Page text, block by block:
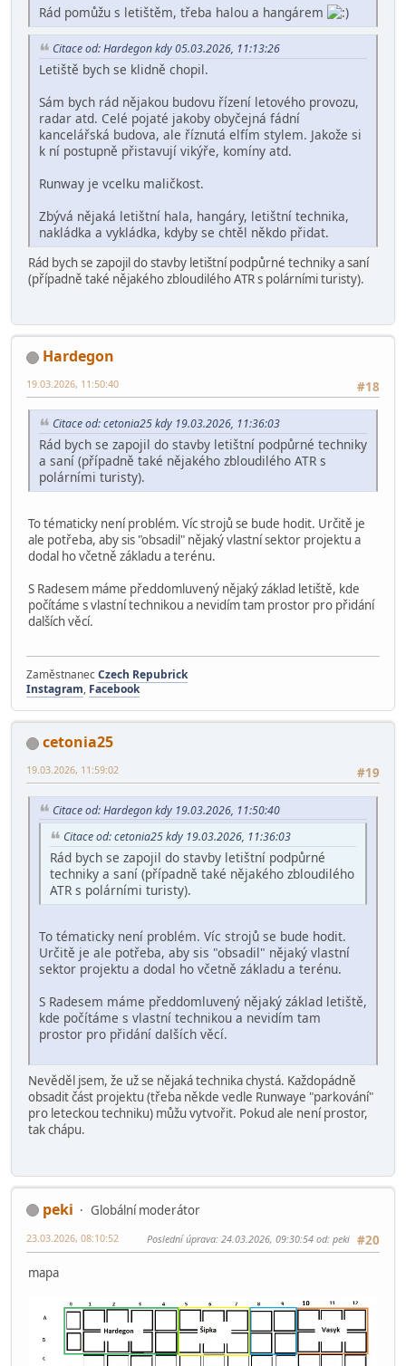
Rád pomůžu s letištěm, třeba halou a hangárem
Citace od: Hardegon kdy 05.03.2026, 11:13:26
Letiště bych se klidně chopil.
Sám bych rád nějakou budovu řízení letového provozu,
radar atd. Celé pojaté jakoby obyčejná fádní
kancelářská budova, ale říznutá elfím stylem. Jakože si
k ní postupně přistavují vikýře, komíny atd.
Runway je vcelku maličkost.
Zbývá nějaká letištní hala, hangáry, letištní technika,
nakládka a vykládka, kdyby se chtěl někdo přidat.
Rád bych se zapojil do stavby letištní podpůrné techniky a saní
(případně také nějakého zbloudilého ATR s polárními turisty).
Hardegon
#18
19.03.2026, 11:50:40
Citace od: cetonia25 kdy 19.03.2026, 11:36:03
Rád bych se zapojil do stavby letištní podpůrné techniky
a saní (případně také nějakého zbloudilého ATR s
polárními turisty).
To tématicky není problém. Víc strojů se bude hodit. Určitě je
ale potřeba, aby sis "obsadil" nějaký vlastní sektor projektu a
dodal ho včetně základu a terénu.
S Radesem máme předdomluvený nějaký základ letiště, kde
počítáme s vlastní technikou a nevidím tam prostor pro přidání
dalších věcí.
ZaměstnanecCzech Repubrick
Instagram, Facebook
cetonia25
#19
19.03.2026, 11:59:02
Citace od: Hardegon kdy 19.03.2026, 11:50:40
Citace od: cetonia25 kdy 19.03.2026, 11:36:03
Rád bych se zapojil do stavby letištní podpůrné
techniky a saní (případně také nějakého zbloudilého
ATR s polárními turisty).
To tématicky není problém. Víc strojů se bude hodit.
Určitě je ale potřeba, aby sis "obsadil" nějaký vlastní
sektor projektu a dodal ho včetně základu a terénu.
S Radesem máme předdomluvený nějaký základ letiště,
kde počítáme s vlastní technikou a nevidím tam
prostor pro přidání dalších věcí.
Nevěděl jsem, že už se nějaká technika chystá. Každopádně
obsadit část projektu (třeba někde vedle Runwaye "parkování"
pro leteckou techniku) můžu vytvořit. Pokud ale není prostor,
tak chápu.
peki
Globální moderátor
#20
23.03.2026, 08:10:52 Poslední úprava: 24.03.2026, 09:30:54 od: peki
mapa